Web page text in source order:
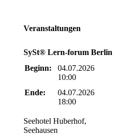
Veranstaltungen
SySt® Lern-forum Berlin
Beginn:
04.07.2026
10:00
Ende:
04.07.2026
18:00
Seehotel Huberhof,
Seehausen